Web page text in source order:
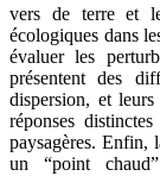
vers de terre et
écologiques dans
évaluer les
présentent des
dispersion, et
réponses
paysagères. Enfin,
un “point